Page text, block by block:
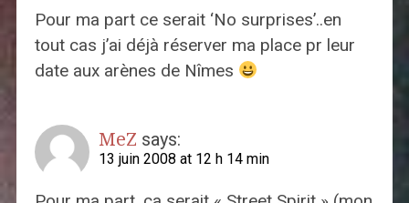
Pour ma part ce serait ‘No surprises’..en
tout cas j’ai déjà réserver ma place pr leur
date aux arènes de Nîmes
MeZ says:
13 juin 2008 at 12 h 14 min